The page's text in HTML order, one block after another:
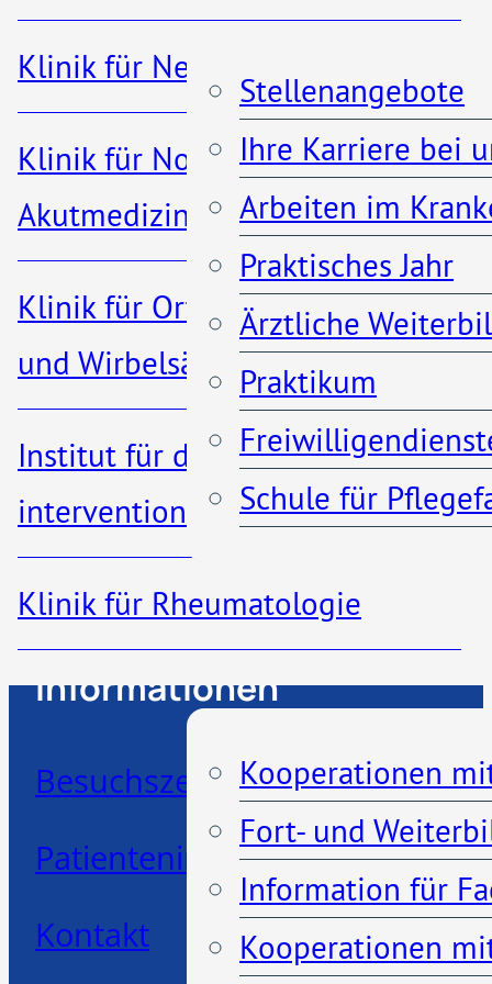
Klinik für Nephrologie
Klinik für Notfall- und
Akutmedizin
Klinik für Orthopädie, Unfall-
und Wirbelsäulenchirurgie
Institut für diagnostische und
interventionelle Radiologie
Klinik für Rheumatologie
Stellenangebote
Ihre Karriere bei
Arbeiten im
Praktisches Jahr
Ärztliche
Praktikum
Schule für
Kooperationen
Kooperationen
Fort- und
Information für
Kooperationen
Krankenhaus Porz am
Rhein
Urbacher Weg 19
51149 Köln
info@khporz.de
02203 – 5660
Informationen
Besuchszeiten
Patienteninformationen
Kontakt